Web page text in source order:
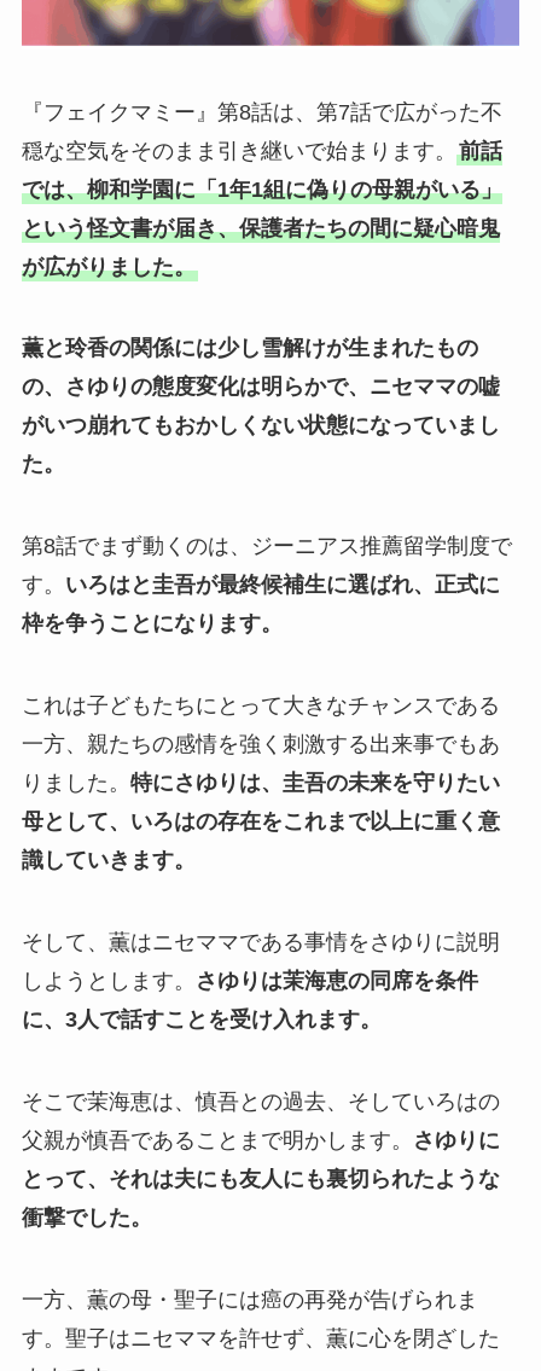
『フェイクマミー』第8話は、第7話で広がった不
穏な空気をそのまま引き継いで始まります。 前話
では、柳和学園に「1年1組に偽りの母親がいる」
という怪文書が届き、保護者たちの間に疑心暗鬼
が広がりました。
薫と玲香の関係には少し雪解けが生まれたもの
の、さゆりの態度変化は明らかで、ニセママの嘘
がいつ崩れてもおかしくない状態になっていまし
た。
第8話でまず動くのは、ジーニアス推薦留学制度で
す。 いろはと圭吾が最終候補生に選ばれ、正式に
枠を争うことになります。
これは子どもたちにとって大きなチャンスである
一方、親たちの感情を強く刺激する出来事でもあ
りました。 特にさゆりは、圭吾の未来を守りたい
母として、いろはの存在をこれまで以上に重く意
識していきます。
そして、薫はニセママである事情をさゆりに説明
しようとします。
さゆりは茉海恵の同席を条件
に、3人で話すことを受け入れます。
そこで茉海恵は、慎吾との過去、そしていろはの
父親が慎吾であることまで明かします。
さゆりに
とって、それは夫にも友人にも裏切られたような
衝撃でした。
一方、薫の母・聖子には癌の再発が告げられま
す。聖子はニセママを許せず、薫に心を閉ざした